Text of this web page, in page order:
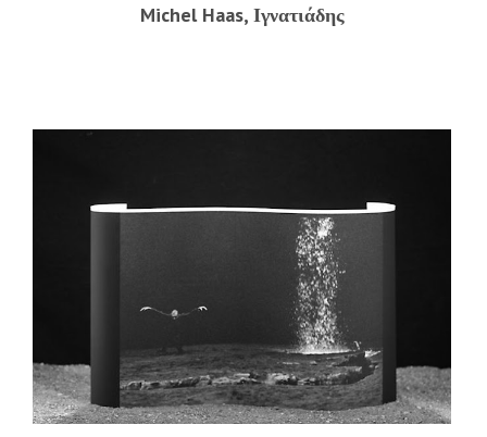
Michel Haas, Ιγνατιάδης